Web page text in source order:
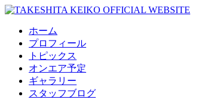
ホーム
プロフィール
トピックス
オンエア予定
ギャラリー
スタッフブログ